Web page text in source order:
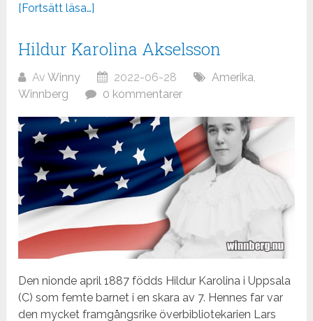
[Fortsätt läsa…]
Hildur Karolina Akselsson
AvWinny 2022-06-28 Amerika
Winnberg
0 kommentarer
Den nionde april 1887 födds Hildur Karolina i Uppsala
(C) som femte barnet i en skara av 7. Hennes far var
den mycket framgångsrike överbibliotekarien Lars